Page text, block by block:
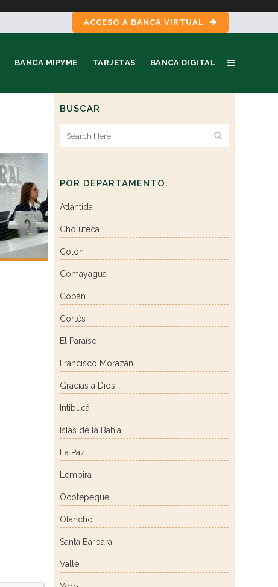
ACCESO A BANCA VIRTUAL
BANCA MIPYME TARJETAS BANCA DIGITAL
BUSCAR
POR DEPARTAMENTO:
Atlántida
Choluteca
Colón
Comayagua
Copán
Cortés
El Paraíso
Francisco Morazán
Gracias a Dios
Intibucá
Islas de la Bahía
La Paz
Lempira
Ocotepeque
Olancho
Santa Bárbara
Valle